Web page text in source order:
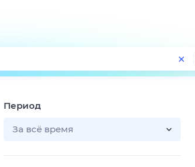
программа
Период
За всё время